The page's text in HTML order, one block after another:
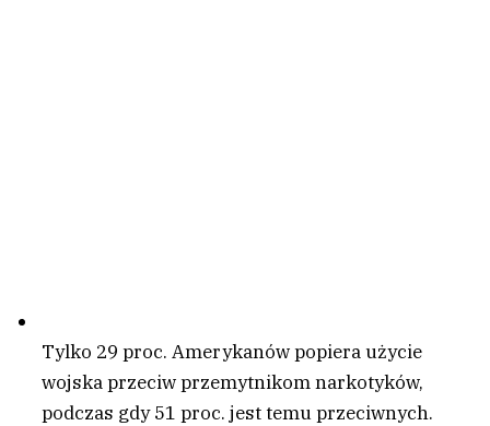
Tylko 29 proc. Amerykanów popiera użycie
wojska przeciw przemytnikom narkotyków,
podczas gdy 51 proc. jest temu przeciwnych.